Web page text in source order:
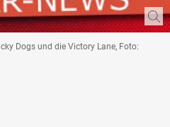
Dogs und die Victory Lane, Foto: